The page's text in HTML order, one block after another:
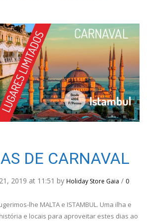
DE CARNAVAL
2019 at 11:51 by Holiday Store Gaia / 0
lhe MALTA e ISTAMBUL. Uma ilha e
e locais para aproveitar estes dias ao